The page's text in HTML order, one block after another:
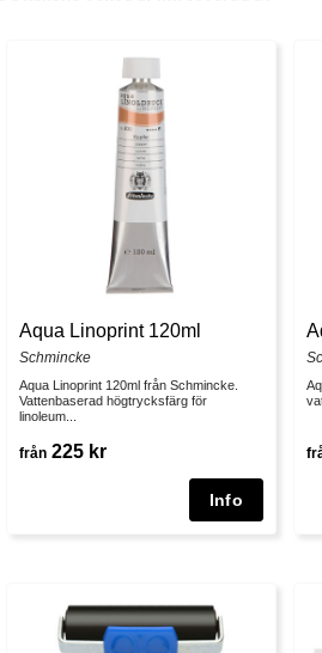
Aqua Linoprint 120ml
Schmincke
Aqua Linoprint 120ml från Schmincke.
Vattenbaserad högtrycksfärg för
linoleum...
från 225 kr